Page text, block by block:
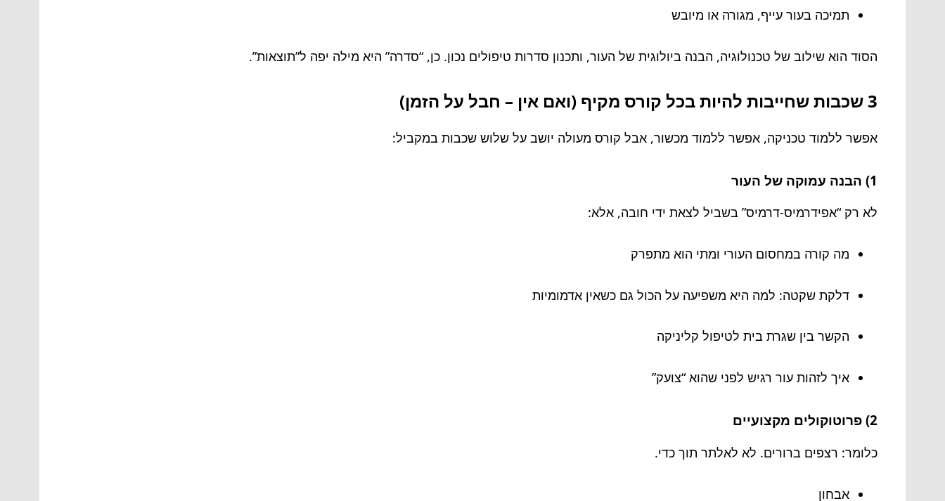
תמיכה בעור עייף, מגורה או מיובש
הסוד הוא שילוב של טכנולוגיה, הבנה ביולוגית של העור, ותכנון סדרות טיפולים נכון. כן, “סדרה” היא מילה יפה ל”תוצאות”.
3 שכבות שחייבות להיות בכל קורס מקיף (ואם אין – חבל על הזמן)
אפשר ללמוד טכניקה, אפשר ללמוד מכשור, אבל קורס מעולה יושב על שלוש שכבות במקביל:
1) הבנה עמוקה של העור
לא רק “אפידרמיס-דרמיס” בשביל לצאת ידי חובה, אלא:
מה קורה במחסום העורי ומתי הוא מתפרק
דלקת שקטה: למה היא משפיעה על הכול גם כשאין אדמומיות
הקשר בין שגרת בית לטיפול קליניקה
איך לזהות עור רגיש לפני שהוא “צועק”
2) פרוטוקולים מקצועיים
כלומר: רצפים ברורים. לא לאלתר תוך כדי.
אבחון